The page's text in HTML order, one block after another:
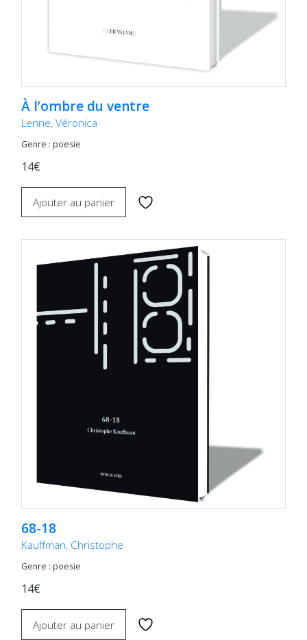
À l’ombre du ventre
Lenne, Véronica
Genre : poesie
14€
Ajouter au panier
68-18
Kauffman, Christophe
Genre : poesie
14€
Ajouter au panier